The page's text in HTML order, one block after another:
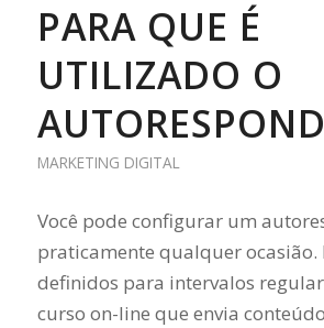
PARA QUE É
UTILIZADO O
MARKETING DIGITAL
Você pode configurar um
praticamente qualquer ocasião.
definidos para intervalos
curso on-line que envia